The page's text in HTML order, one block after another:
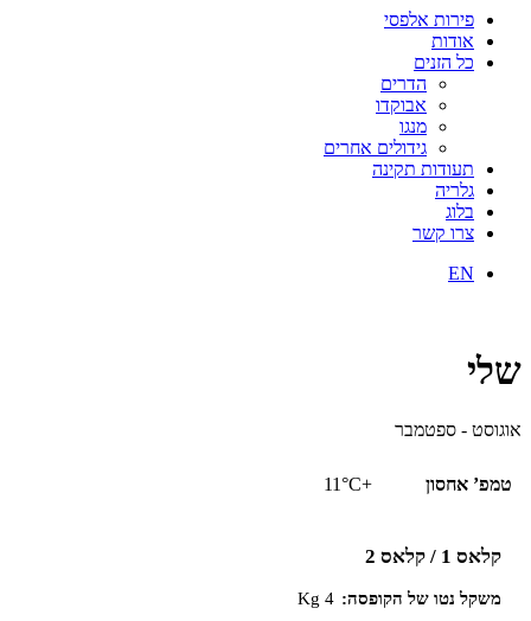
פירות אלפסי
אודות
כל הזנים
הדרים
אבוקדו
מנגו
גידולים אחרים
תעודות תקינה
גלריה
בלוג
צרו קשר
EN
שלי
אוגוסט - ספטמבר
טמפ’ אחסון +11°C
קלאס 1 / קלאס 2
משקל נטו של הקופסה: 4 Kg